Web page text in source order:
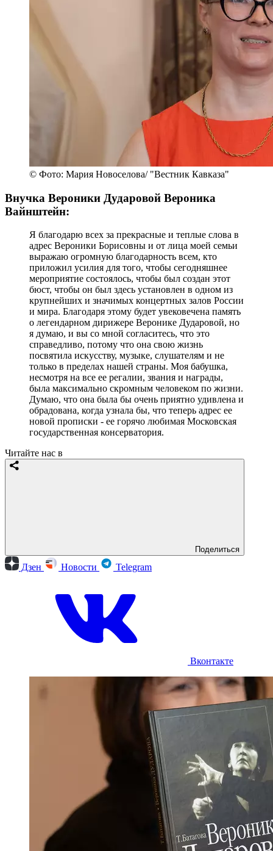
© Фото: Мария Новоселова/ "Вестник Кавказа"
Внучка Вероники Дударовой Вероника
Вайнштейн:
Я благодарю всех за прекрасные и теплые слова в
адрес Вероники Борисовны и от лица моей семьи
выражаю огромную благодарность всем, кто
приложил усилия для того, чтобы сегодняшнее
мероприятие состоялось, чтобы был создан этот
бюст, чтобы он был здесь установлен в одном из
крупнейших и значимых концертных залов России
и мира. Благодаря этому будет увековечена память
о легендарном дирижере Веронике Дударовой, но
я думаю, и вы со мной согласитесь, что это
справедливо, потому что она свою жизнь
посвятила искусству, музыке, слушателям и не
только в пределах нашей страны. Моя бабушка,
несмотря на все ее регалии, звания и награды,
была максимально скромным человеком по жизни.
Думаю, что она была бы очень приятно удивлена и
обрадована, когда узнала бы, что теперь адрес ее
новой прописки - ее горячо любимая Московская
государственная консерватория.
Читайте нас в
Поделиться
Дзен Новости Telegram
Вконтакте